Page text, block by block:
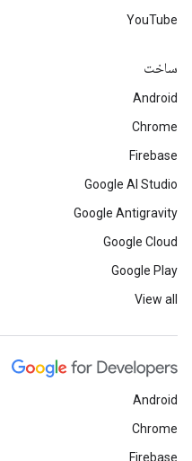
YouTube
ساخت
Android
Chrome
Firebase
Google AI Studio
Google Antigravity
Google Cloud
Google Play
View all
Android
Chrome
Firebase